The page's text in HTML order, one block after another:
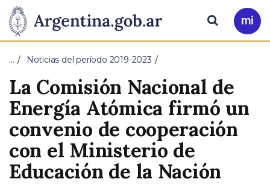
Presidencia
de
la
Nación
Pasar al contenido principal
Ir
a
Buscar
… Noticias del período 2019-2023
La Comisión Nacional de
Energía Atómica firmó un
convenio de cooperación
con el Ministerio de
Educación de la Nación